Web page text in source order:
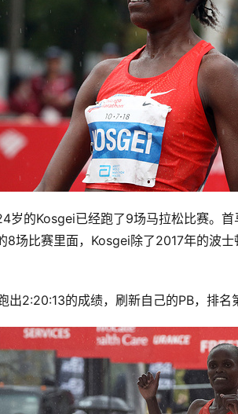
岁的Kosgei已经跑了9场马拉松比赛。
8场比赛里面，Kosgei除了2017年的波
出2:20:13的成绩，刷新自己的PB，排